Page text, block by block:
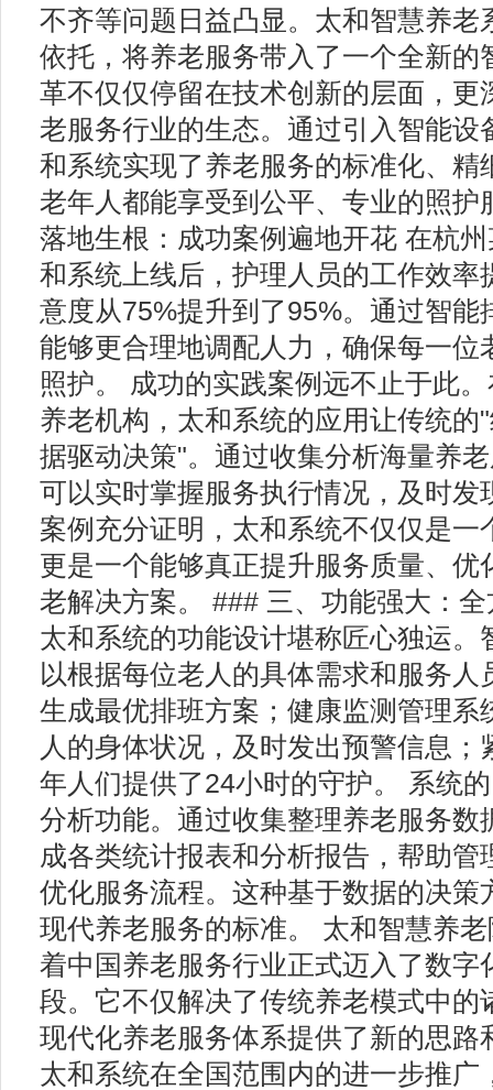
不齐等问题日益凸显。太和智慧养老
依托，将养老服务带入了一个全新的
革不仅仅停留在技术创新的层面，更
老服务行业的生态。通过引入智能设
和系统实现了养老服务的标准化、精
老年人都能享受到公平、专业的照护
落地生根：成功案例遍地开花 在杭
和系统上线后，护理人员的工作效率
意度从75%提升到了95%。通过智能
能够更合理地调配人力，确保每一位
照护。 成功的实践案例远不止于此
养老机构，太和系统的应用让传统的
据驱动决策"。通过收集分析海量养
可以实时掌握服务执行情况，及时发
案例充分证明，太和系统不仅仅是一
更是一个能够真正提升服务质量、优
老解决方案。 ### 三、功能强大：
太和系统的功能设计堪称匠心独运。
以根据每位老人的具体需求和服务人
生成最优排班方案；健康监测管理系
人的身体状况，及时发出预警信息；
年人们提供了24小时的守护。 系统
分析功能。通过收集整理养老服务数
成各类统计报表和分析报告，帮助管
优化服务流程。这种基于数据的决策
现代养老服务的标准。 太和智慧养
着中国养老服务行业正式迈入了数字
段。它不仅解决了传统养老模式中的
现代化养老服务体系提供了新的思路
太和系统在全国范围内的进一步推广